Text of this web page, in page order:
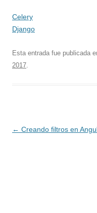
Celery
Django
Esta entrada fue publicada
2017
Navegación
← Creando filtros en